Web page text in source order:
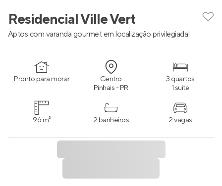
Residencial Ville Vert
Aptos com varanda gourmet em localização privilegiada!
Pronto para morar Centro
Pinhais - PR
3 quartos
1 suíte
96 m² 2 banheiros 2 vagas